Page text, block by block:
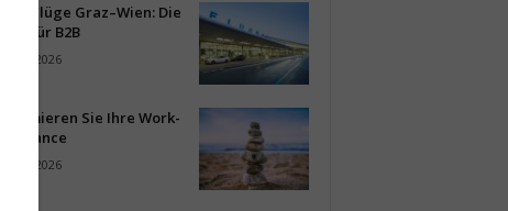
für Flüge Graz–Wien: Die
für B2B
2026
optimieren Sie Ihre Work-
Balance
2026